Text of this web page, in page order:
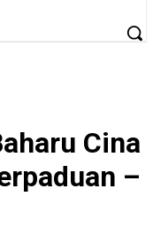
Cina
–